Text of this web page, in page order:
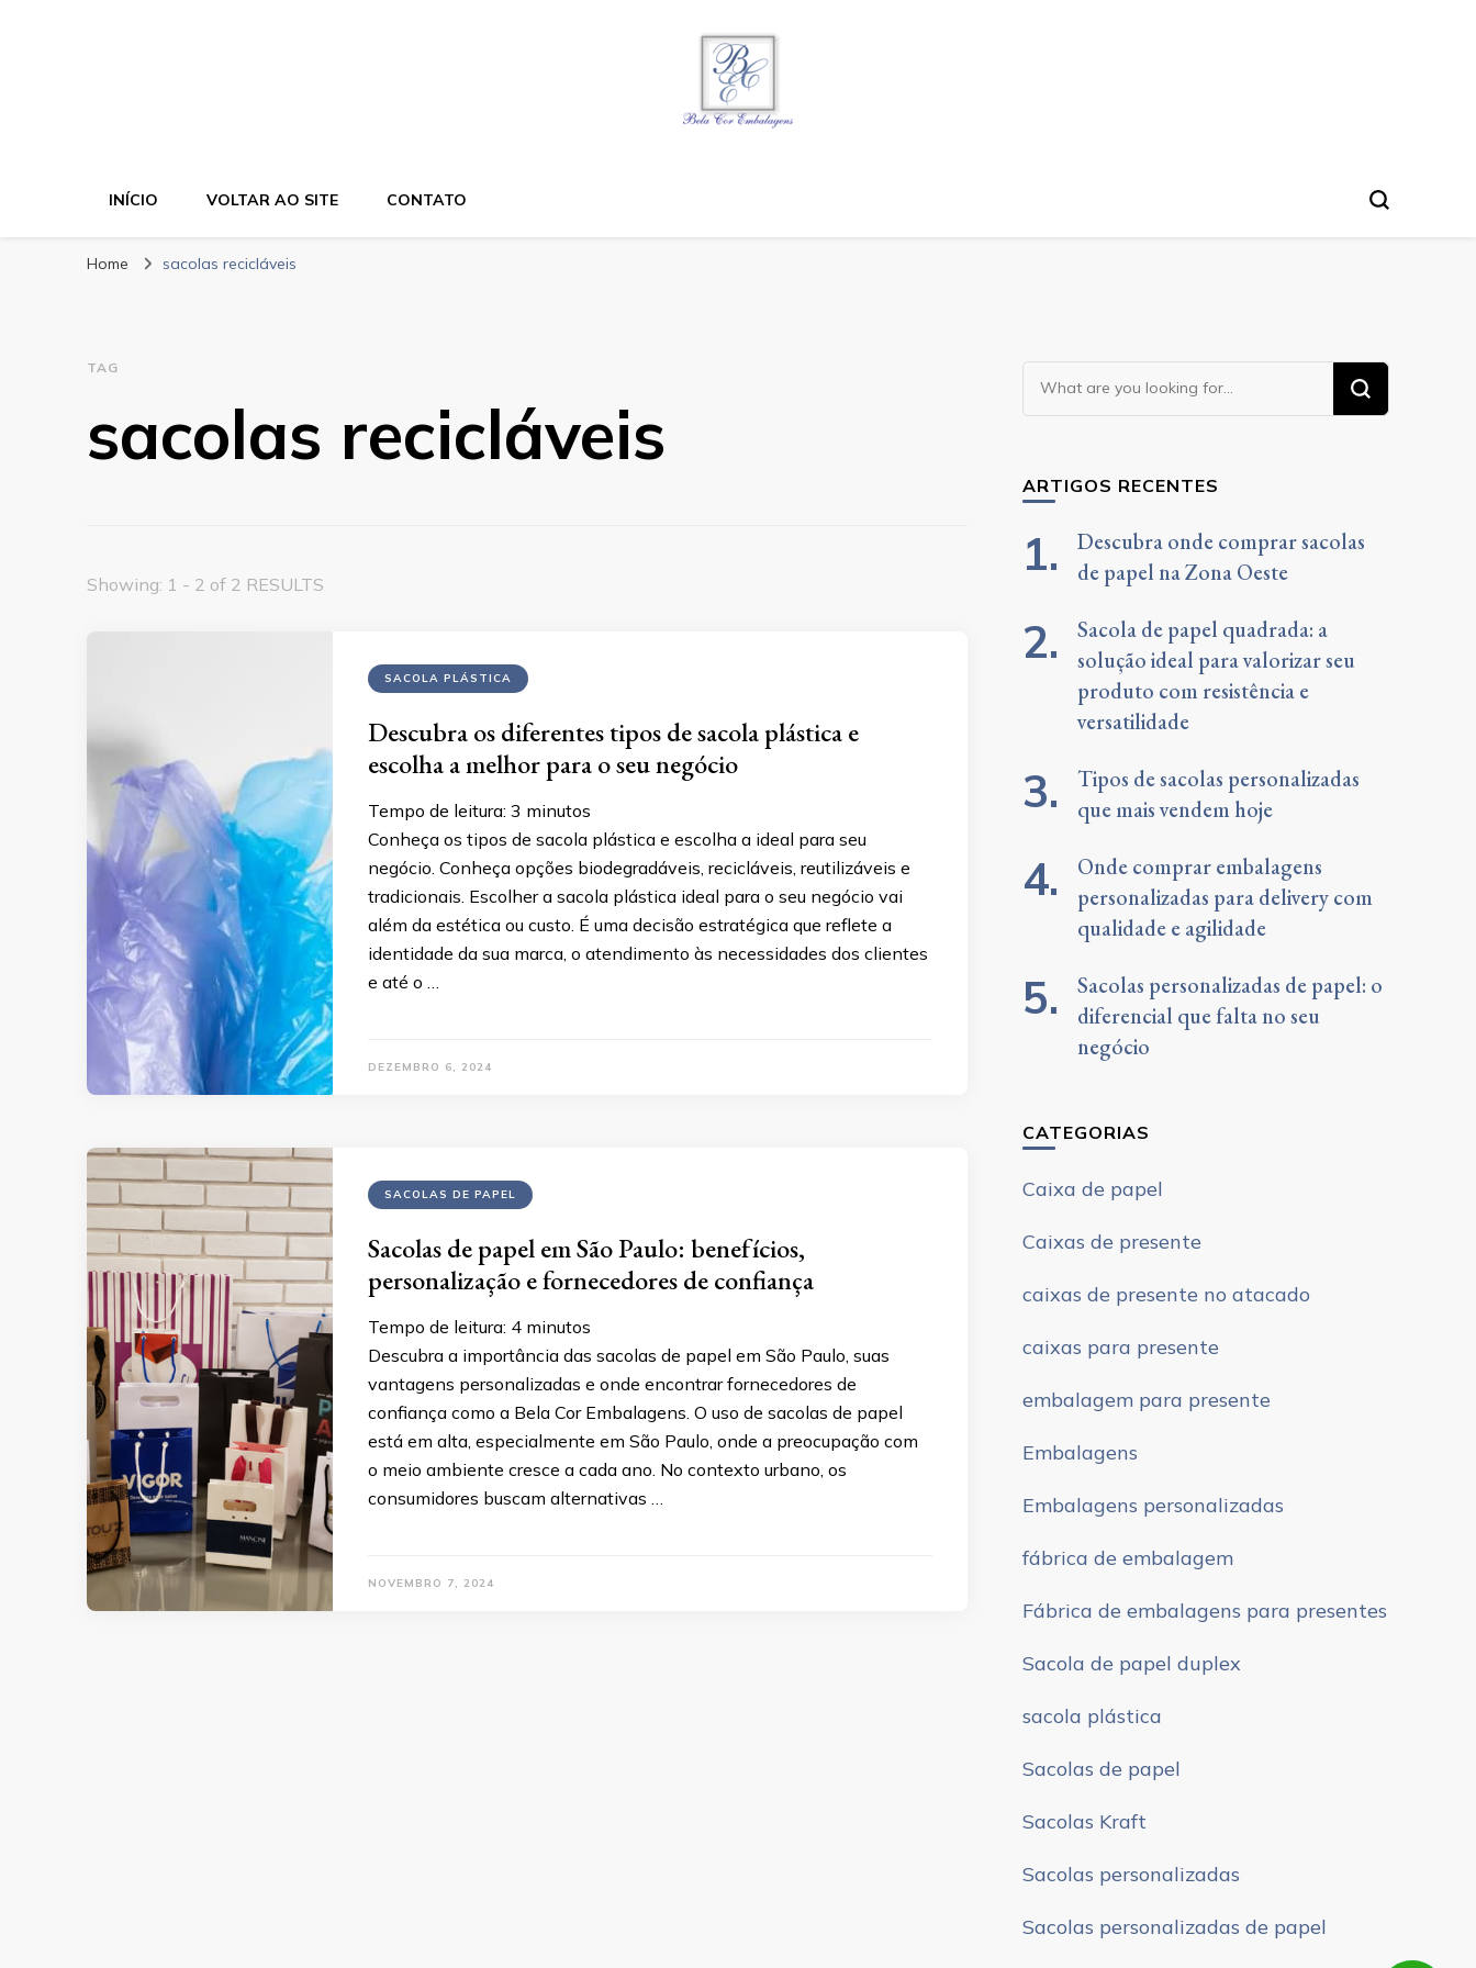
Bela Cor Embalagens
INÍCIO VOLTAR AO SITE CONTATO
Home sacolas recicláveis
TAG
sacolas recicláveis
Showing: 1 - 2 of 2 RESULTS
SACOLA PLÁSTICA
Descubra os diferentes tipos de sacola plástica e
escolha a melhor para o seu negócio
Tempo de leitura: 3 minutos
Conheça os tipos de sacola plástica e escolha a ideal para seu
negócio. Conheça opções biodegradáveis, recicláveis, reutilizáveis e
tradicionais. Escolher a sacola plástica ideal para o seu negócio vai
além da estética ou custo. É uma decisão estratégica que reflete a
identidade da sua marca, o atendimento às necessidades dos clientes
e até o …
DEZEMBRO 6, 2024
SACOLAS DE PAPEL
Sacolas de papel em São Paulo: benefícios,
personalização e fornecedores de confiança
Tempo de leitura: 4 minutos
Descubra a importância das sacolas de papel em São Paulo, suas
vantagens personalizadas e onde encontrar fornecedores de
confiança como a Bela Cor Embalagens. O uso de sacolas de papel
está em alta, especialmente em São Paulo, onde a preocupação com
o meio ambiente cresce a cada ano. No contexto urbano, os
consumidores buscam alternativas …
NOVEMBRO 7, 2024
Looking
for
ARTIGOS RECENTES
Descubra onde comprar sacolas
de papel na Zona Oeste
Sacola de papel quadrada: a
solução ideal para valorizar seu
produto com resistência e
versatilidade
Tipos de sacolas personalizadas
que mais vendem hoje
Onde comprar embalagens
personalizadas para delivery com
qualidade e agilidade
Sacolas personalizadas de papel: o
diferencial que falta no seu
negócio
CATEGORIAS
Caixa de papel
Caixas de presente
caixas de presente no atacado
caixas para presente
embalagem para presente
Embalagens
Embalagens personalizadas
fábrica de embalagem
Fábrica de embalagens para presentes
Sacola de papel duplex
sacola plástica
Sacolas de papel
Sacolas Kraft
Sacolas personalizadas
Sacolas personalizadas de papel